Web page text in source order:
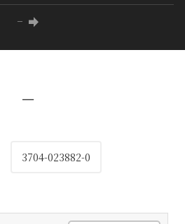
−
−
3704-023882-0